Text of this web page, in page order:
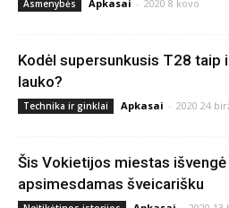
Asmenybės Apkasai - 2020 8 kovo
Kodėl supersunkusis T28 taip
lauko?
Technika ir ginklai Apkasai - 2020 24
Šis Vokietijos miestas
apsimesdamas šveicarišku